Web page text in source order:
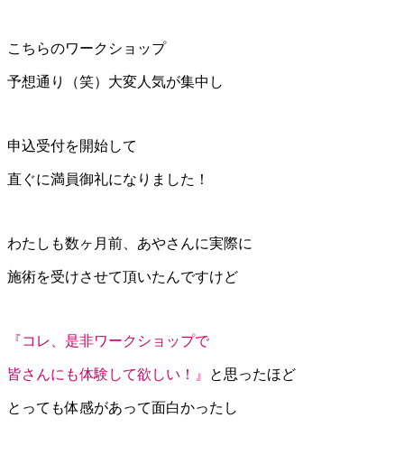
こちらのワークショップ
予想通り（笑）大変人気が集中し
申込受付を開始して
直ぐに満員御礼になりました！
わたしも数ヶ月前、あやさんに実際に
施術を受けさせて頂いたんですけど
『コレ、是非ワークショップで
皆さんにも体験して欲しい！』 と思ったほど
とっても体感があって面白かったし